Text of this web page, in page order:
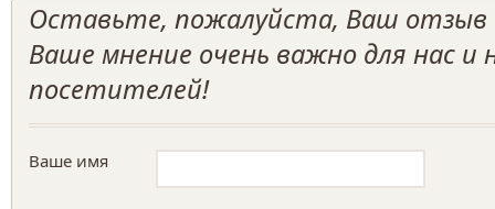
Оставьте, пожалуйста, Ваш отзыв
Ваше мнение очень важно для нас и
посетителей!
Ваше имя